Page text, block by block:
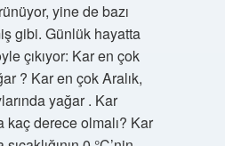
yine de bazı
gibi. Günlük hayatta
çıkıyor: Kar en çok
? Kar en çok Aralık,
yağar . Kar
kaç derece olmalı? Kar